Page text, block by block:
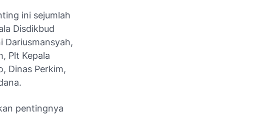
ini sejumlah
Disdikbud
Dariusmansyah,
Plt Kepala
Dinas Perkim,
pentingnya